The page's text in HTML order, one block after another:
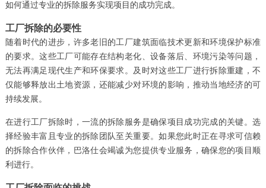
如何通过专业的拆除服务实现项目的成功完成。
工厂拆除的必要性
随着时代的进步，许多老旧的工厂建筑面临技术更新和环境保护标准
的要求。这些工厂可能存在结构老化、设备落后、环境污染等问题，
无法再满足现代生产和环保要求。及时对这些工厂进行拆除重建，不
仅能够释放出土地资源，还能减少对环境的影响，推动当地经济的可
持续发展。
在进行工厂拆除时，一流的拆除服务是确保项目成功完成的关键。选
择经验丰富且专业的拆除团队至关重要。如果您此时正在寻求可信赖
的拆除合作伙伴，巴洛仕会竭诚为您提供专业服务，确保您的项目顺
利进行。